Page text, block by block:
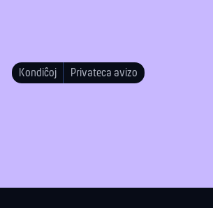
Kondiĉoj Privateca avizo